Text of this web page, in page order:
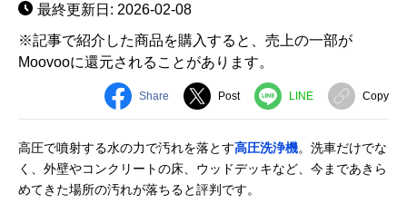
最終更新日: 2026-02-08
※記事で紹介した商品を購入すると、売上の一部が
Moovooに還元されることがあります。
Share Post LINE Copy
高圧で噴射する水の力で汚れを落とす高圧洗浄機。洗車だけでな
く、外壁やコンクリートの床、ウッドデッキなど、今まであきら
めてきた場所の汚れが落ちると評判です。